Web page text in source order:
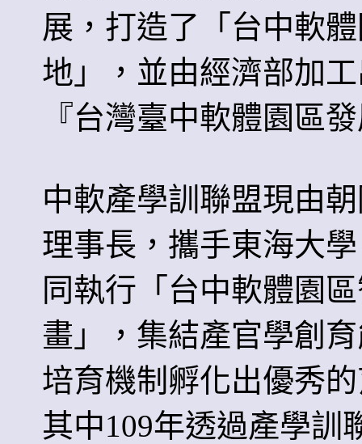
展，打造了「台中軟
地」，並由經濟部加
『台灣臺中軟體園區
中軟產學訓聯盟現由
理事長，攜手東海大
同執行「台中軟體園
畫」，集結產官學創
培育機制孵化出優秀
其中109年透過產學訓